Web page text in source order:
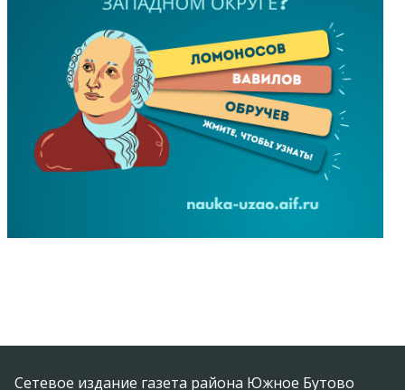
Сетевое издание газета района Южное Бутово